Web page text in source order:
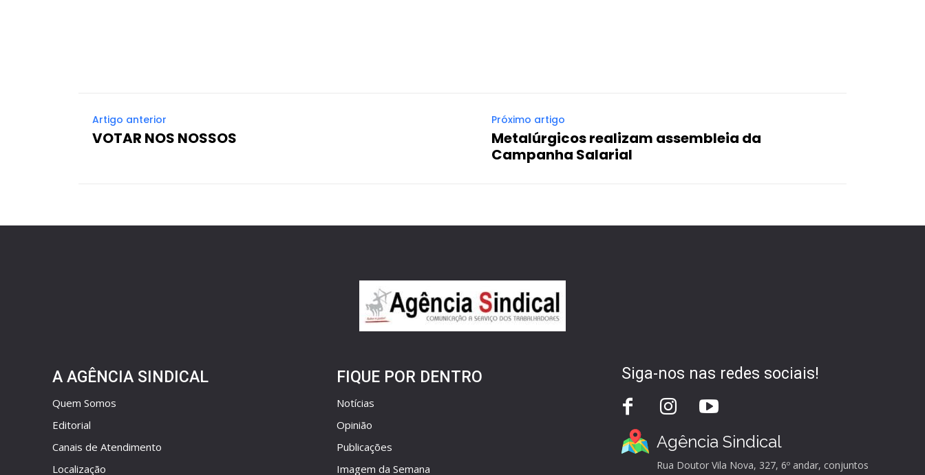
Artigo anterior
VOTAR NOS NOSSOS
Próximo artigo
Metalúrgicos realizam assembleia da
Campanha Salarial
A AGÊNCIA SINDICAL
Quem Somos
Editorial
Canais de Atendimento
Localização
FIQUE POR DENTRO
Notícias
Opinião
Publicações
Imagem da Semana
Siga-nos nas redes sociais!
Agência Sindical
Rua Doutor Vila Nova, 327, 6º andar, conjuntos